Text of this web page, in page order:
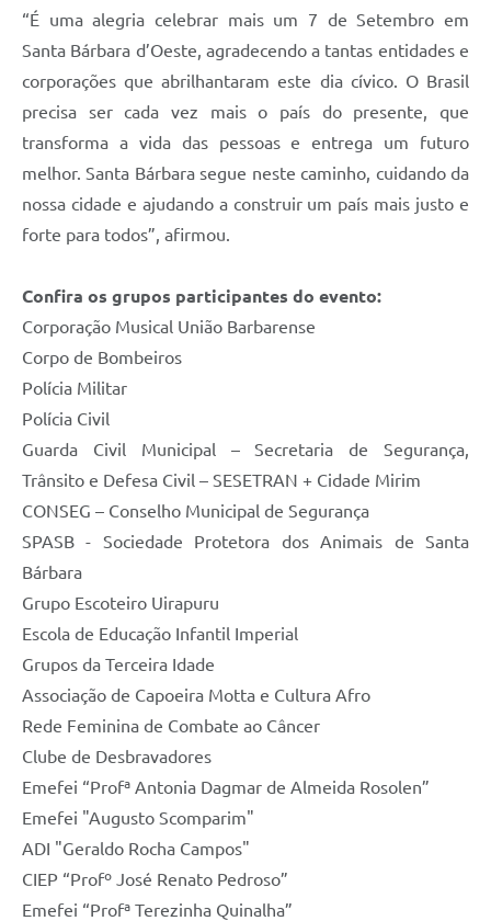
“É uma alegria celebrar mais um 7 de Setembro em
Santa Bárbara d’Oeste, agradecendo a tantas entidades e
corporações que abrilhantaram este dia cívico. O Brasil
precisa ser cada vez mais o país do presente, que
transforma a vida das pessoas e entrega um futuro
melhor. Santa Bárbara segue neste caminho, cuidando da
nossa cidade e ajudando a construir um país mais justo e
forte para todos”, afirmou.
Confira os grupos participantes do evento:
Corporação Musical União Barbarense
Corpo de Bombeiros
Polícia Militar
Polícia Civil
Guarda Civil Municipal – Secretaria de Segurança,
Trânsito e Defesa Civil – SESETRAN + Cidade Mirim
CONSEG – Conselho Municipal de Segurança
SPASB - Sociedade Protetora dos Animais de Santa
Bárbara
Grupo Escoteiro Uirapuru
Escola de Educação Infantil Imperial
Grupos da Terceira Idade
Associação de Capoeira Motta e Cultura Afro
Rede Feminina de Combate ao Câncer
Clube de Desbravadores
Emefei “Profª Antonia Dagmar de Almeida Rosolen”
Emefei "Augusto Scomparim"
ADI "Geraldo Rocha Campos"
CIEP “Profº José Renato Pedroso”
Emefei “Profª Terezinha Quinalha”